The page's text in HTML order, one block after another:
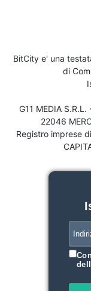
BitCity e' una
di
G11 MEDIA
22046
Registro imprese